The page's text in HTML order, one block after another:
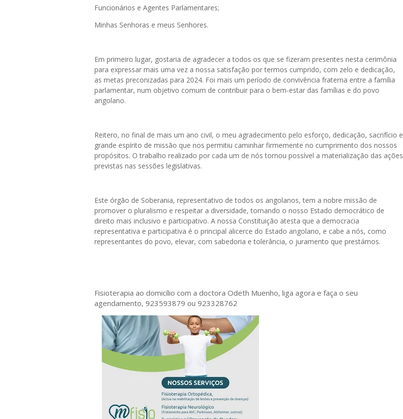
Funcionários e Agentes Parlamentares;
Minhas Senhoras e meus Senhores.
Em primeiro lugar, gostaria de agradecer a todos os que se fizeram presentes nesta cerimônia
para expressar mais uma vez a nossa satisfação por termos cumprido, com zelo e dedicação,
as metas preconizadas para 2024. Foi mais um período de convivência fraterna entre a família
parlamentar, num objetivo comum de contribuir para o bem-estar das famílias e do povo
angolano.
Reitero, no final de mais um ano civil, o meu agradecimento pelo esforço, dedicação, sacrifício e
grande espírito de missão que nos permitiu caminhar firmemente no cumprimento dos nossos
propósitos. O trabalho realizado por cada um de nós tornou possível a materialização das ações
previstas nas sessões legislativas.
Este órgão de Soberania, representativo de todos os angolanos, tem a nobre missão de
promover o pluralismo e respeitar a diversidade, tornando o nosso Estado democrático de
direito mais inclusivo e participativo. A nossa Constituição atesta que a democracia
representativa e participativa é o principal alicerce do Estado angolano, e cabe a nós, como
representantes do povo, elevar, com sabedoria e tolerância, o juramento que prestámos.
Fisioterapia ao domicílio com a doctora Odeth Muenho, liga agora e faça o seu
agendamento, 923593879 ou 923328762